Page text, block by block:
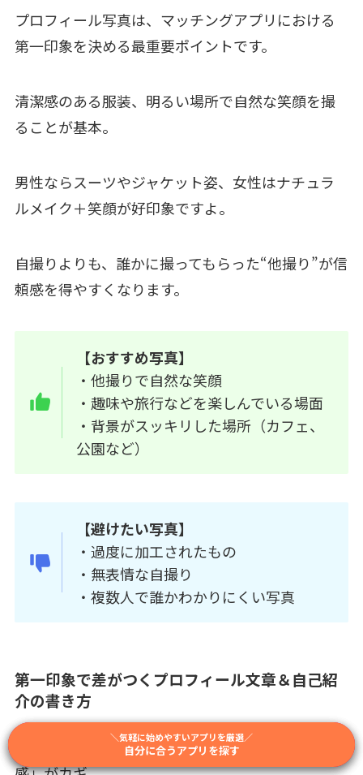
＼相性重視で選べるアプリを厳選／
自分に合うアプリを探す
＼結婚前提で出会いやすいアプリを厳選／
自分に合うアプリを探す
＼気軽に始めやすいアプリを厳選／
自分に合うアプリを探す
プロフィール写真は、マッチングアプリにおける
第一印象を決める最重要ポイントです。
清潔感のある服装、明るい場所で自然な笑顔を撮
ることが基本。
男性ならスーツやジャケット姿、女性はナチュラ
ルメイク＋笑顔が好印象ですよ。
自撮りよりも、誰かに撮ってもらった“他撮り”が信
頼感を得やすくなります。
【おすすめ写真】
・他撮りで自然な笑顔
・趣味や旅行などを楽しんでいる場面
・背景がスッキリした場所（カフェ、
公園など）
【避けたい写真】
・過度に加工されたもの
・無表情な自撮り
・複数人で誰かわかりにくい写真
第一印象で差がつくプロフィール文章＆自己紹
介の書き方
プロフィール文では「共感」「親しみ」「安心